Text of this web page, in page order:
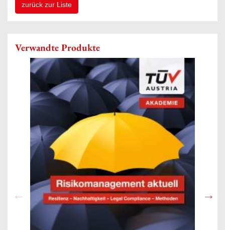
zurück zur Liste
Verwandte Produkte